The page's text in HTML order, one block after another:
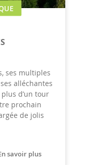
ses multiples
alléchantes
d’un tour
prochain
de jolis
savoir plus